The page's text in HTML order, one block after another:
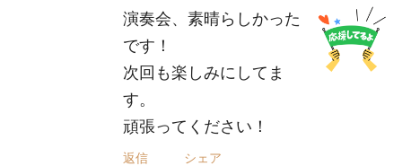
演奏会、素晴らしかった
です！
次回も楽しみにしてま
す。
頑張ってください！
返信 シェア